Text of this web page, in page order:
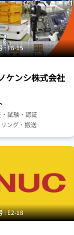
: E6-15
ケンシ株式会社
試験・認証
ング・搬送
ステム
#駆動・センサ・制御系
: E2-18